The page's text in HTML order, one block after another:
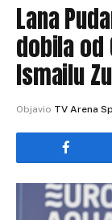
Lana
dobila od
Ismailu
Objavio TV Arena